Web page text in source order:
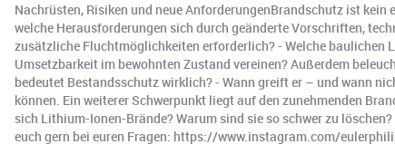
Nachrüsten, Risiken und neue AnforderungenBrandschutz ist kein
welche Herausforderungen sich durch geänderte Vorschriften,
zusätzliche Fluchtmöglichkeiten erforderlich? - Welche baulichen
Umsetzbarkeit im bewohnten Zustand vereinen? Außerdem
bedeutet Bestandsschutz wirklich? - Wann greift er – und wann
können. Ein weiterer Schwerpunkt liegt auf den zunehmenden
sich Lithium-Ionen-Brände? Warum sind sie so schwer zu
euch gern bei euren Fragen: https://www.instagram.com/